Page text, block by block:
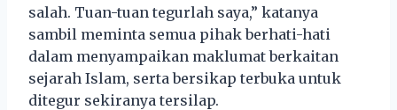
salah. Tuan-tuan tegurlah saya,” katanya
sambil meminta semua pihak berhati-hati
dalam menyampaikan maklumat berkaitan
sejarah Islam, serta bersikap terbuka untuk
ditegur sekiranya tersilap.